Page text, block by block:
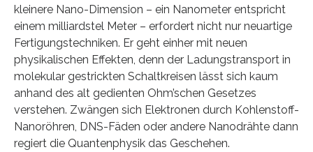
kleinere Nano-Dimension – ein Nanometer entspricht
einem milliardstel Meter – erfordert nicht nur neuartige
Fertigungstechniken. Er geht einher mit neuen
physikalischen Effekten, denn der Ladungstransport in
molekular gestrickten Schaltkreisen lässt sich kaum
anhand des alt gedienten Ohm’schen Gesetzes
verstehen. Zwängen sich Elektronen durch Kohlenstoff-
Nanoröhren, DNS-Fäden oder andere Nanodrähte dann
regiert die Quantenphysik das Geschehen.